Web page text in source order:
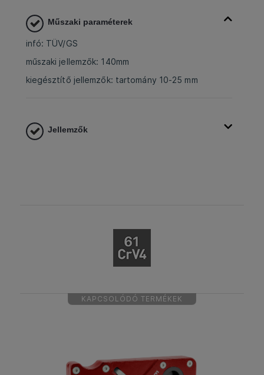
Műszaki paraméterek
infó: TÜV/GS
műszaki jellemzők: 140mm
kiegésztítő jellemzők: tartomány 10-25 mm
Jellemzők
KAPCSOLÓDÓ TERMÉKEK